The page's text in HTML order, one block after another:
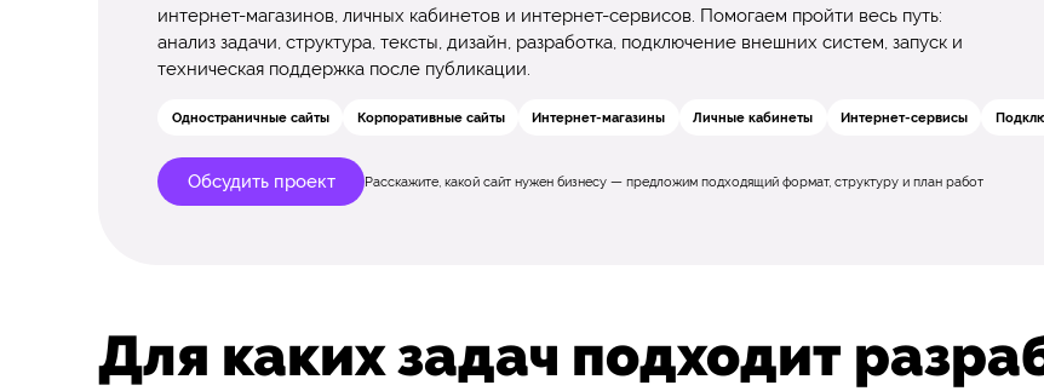
интернет-магазинов, личных кабинетов и интернет-сервисов. Помогаем пройти весь путь:
анализ задачи, структура, тексты, дизайн, разработка, подключение внешних систем, запуск и
техническая поддержка после публикации.
Одностраничные сайты Корпоративные сайты Интернет-магазины Личные кабинеты Интернет-сервисы
Обсудить проект Расскажите, какой сайт нужен бизнесу — предложим подходящий формат, структуру и план работ
Для каких задач подходит